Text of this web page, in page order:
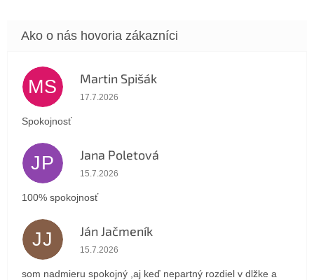
MS Martin Spišák
Hodnotenie obchodu je 5 z 5 hviezdičiek.
17.7.2026
Spokojnosť
JP Jana Poletová
Hodnotenie obchodu je 5 z 5 hviezdičiek.
15.7.2026
100% spokojnosť
JJ Ján Jačmeník
Hodnotenie obchodu je 5 z 5 hviezdičiek.
15.7.2026
som nadmieru spokojný ,aj keď nepartný rozdiel v dlžke a